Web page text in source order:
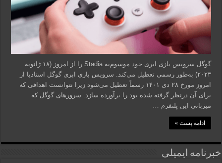
گوگل سرویس بازی ابری خود موسوم‌به Stadia را از امروز (۱۸ ژانویه
۲۰۲۳) به‌طور رسمی تعطیل می‌کند. سرویس بازی ابری گوگل استادیا از
امروز مورخ ۲۸ دی ۱۴۰۱ رسماً تعطیل می‌شود زیرا نتوانست اهدافی که
برای آن درنظر گرفته شده بود را برآورده سازد. سرورهای گوگل که
میزبانی این پلتفرم …
ادامه پست »
خبرنامه ایمیلی